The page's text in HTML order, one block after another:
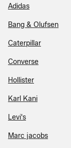
Adidas
Bang & Olufsen
Caterpillar
Converse
Hollister
Karl Kani
Levi's
Marc jacobs